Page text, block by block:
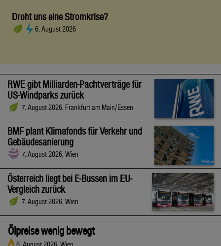
Droht uns eine Stromkrise?
6. August 2026
RWE gibt Milliarden-Pachtverträge für
US-Windparks zurück
7. August 2026, Frankfurt am Main/Essen
BMF plant Klimafonds für Verkehr und
Gebäudesanierung
7. August 2026, Wien
Österreich liegt bei E-Bussen im EU-
Vergleich zurück
7. August 2026, Wien
Ölpreise wenig bewegt